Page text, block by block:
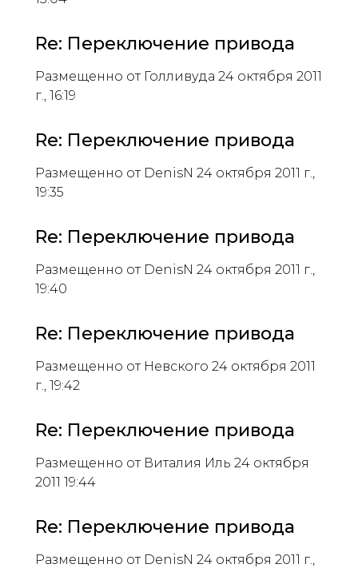
Re: Переключение привода
Размещенно от Голливуда 24 октября 2011
г., 16:19
Re: Переключение привода
Размещенно от DenisN 24 октября 2011 г.,
19:35
Re: Переключение привода
Размещенно от DenisN 24 октября 2011 г.,
19:40
Re: Переключение привода
Размещенно от Невского 24 октября 2011
г., 19:42
Re: Переключение привода
Размещенно от Виталия Иль 24 октября
2011 19:44
Re: Переключение привода
Размещенно от DenisN 24 октября 2011 г.,